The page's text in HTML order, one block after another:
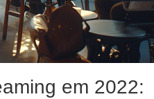
em 2022: